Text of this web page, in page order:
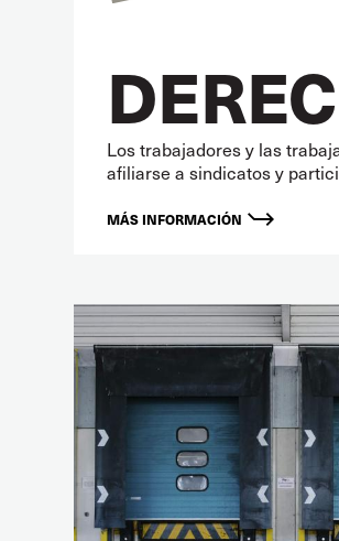
Los trabajadores y las
afiliarse a sindicatos y
MÁS INFORMACIÓN